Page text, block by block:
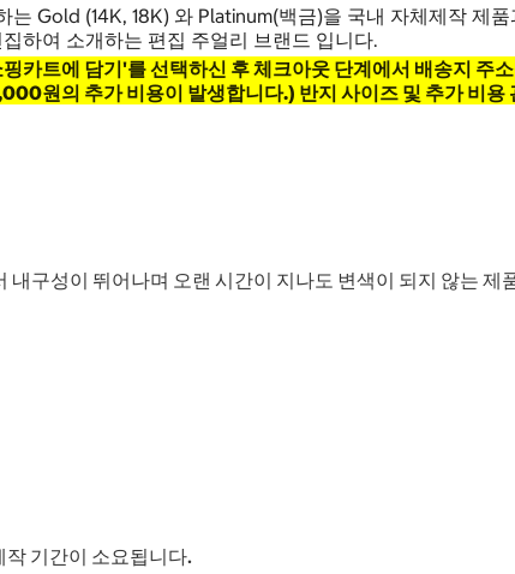
Gold (14K, 18K) 와 Platinum(백금)을 국내 자체제작 제
하여 소개하는 편집 주얼리 브랜드 입니다.
카트에 담기'를 선택하신 후 체크아웃 단계에서 배송지 주
원의 추가 비용이 발생합니다.) ​반지 사이즈 및 추가 비용
구성이 뛰어나며 오랜 시간이 지나도 변색이 되지 않는 제
작 기간이 소요됩니다.